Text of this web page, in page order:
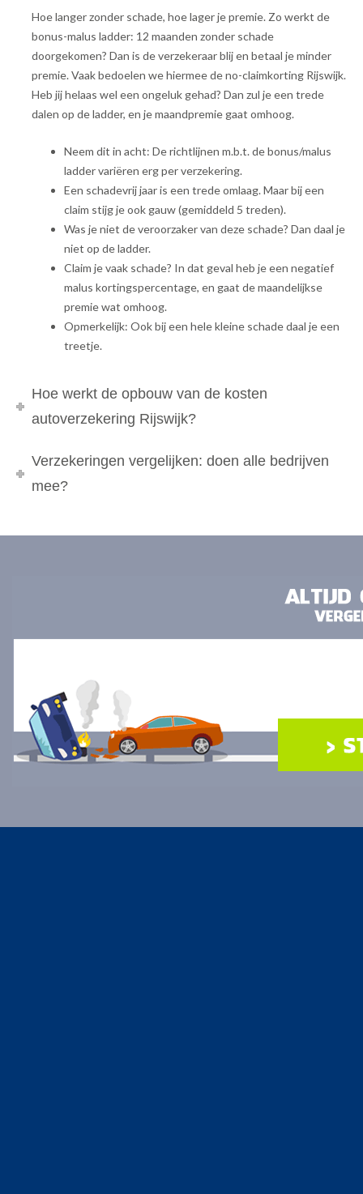
Hoe langer zonder schade, hoe lager je premie. Zo werkt de
bonus-malus ladder: 12 maanden zonder schade
doorgekomen? Dan is de verzekeraar blij en betaal je minder
premie. Vaak bedoelen we hiermee de no-claimkorting Rijswijk.
Heb jij helaas wel een ongeluk gehad? Dan zul je een trede
dalen op de ladder, en je maandpremie gaat omhoog.
Neem dit in acht: De richtlijnen m.b.t. de bonus/malus
ladder variëren erg per verzekering.
Een schadevrij jaar is een trede omlaag. Maar bij een
claim stijg je ook gauw (gemiddeld 5 treden).
Was je niet de veroorzaker van deze schade? Dan daal je
niet op de ladder.
Claim je vaak schade? In dat geval heb je een negatief
malus kortingspercentage, en gaat de maandelijkse
premie wat omhoog.
Opmerkelijk: Ook bij een hele kleine schade daal je een
treetje.
Hoe werkt de opbouw van de kosten
autoverzekering Rijswijk?
Verzekeringen vergelijken: doen alle bedrijven
mee?